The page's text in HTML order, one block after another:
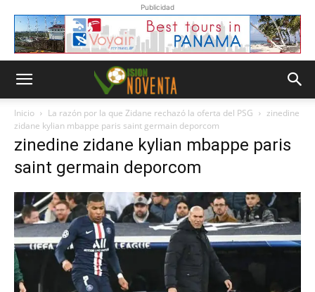
Publicidad
Inicio La razón por la que Zidane rechazó la oferta del PSG
zinedine
zidane kylian mbappe paris saint germain deporcom
zinedine zidane kylian mbappe paris
saint germain deporcom